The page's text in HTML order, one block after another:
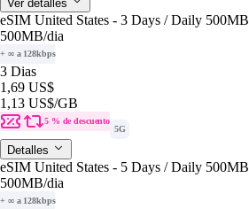
Ver detalles
eSIM United States - 3 Days / Daily 500MB
500MB/dia
+ ∞ a 128kbps
3 Dias
1,69 US$
1,13 US$/GB
5 % de descuento
5G
Detalles
eSIM United States - 5 Days / Daily 500MB
500MB/dia
+ ∞ a 128kbps